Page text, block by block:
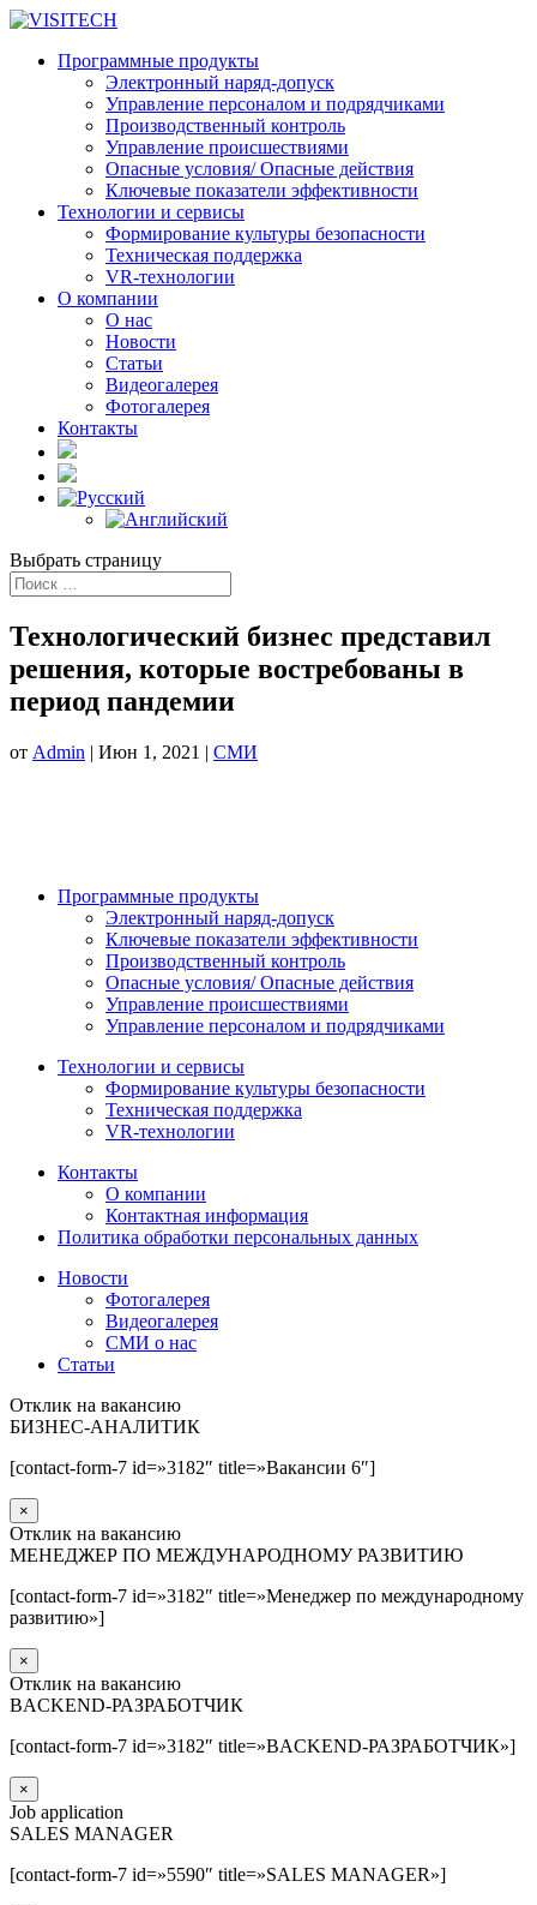
Программные продукты
Электронный наряд-допуск
Управление персоналом и подрядчиками
Производственный контроль
Управление происшествиями
Опасные условия/ Опасные действия
Ключевые показатели эффективности
Технологии и сервисы
Формирование культуры безопасности
Техническая поддержка
VR-технологии
О компании
О нас
Новости
Статьи
Видеогалерея
Фотогалерея
Контакты
Выбрать страницу
Технологический бизнес представил
решения, которые востребованы в
период пандемии
от Admin | Июн 1, 2021 | СМИ
Программные продукты
Электронный наряд-допуск
Ключевые показатели эффективности
Производственный контроль
Опасные условия/ Опасные действия
Управление происшествиями
Управление персоналом и подрядчиками
Технологии и сервисы
Формирование культуры безопасности
Техническая поддержка
VR-технологии
Контакты
О компании
Контактная информация
Политика обработки персональных данных
Новости
Фотогалерея
Видеогалерея
СМИ о нас
Статьи
Отклик на вакансию
БИЗНЕС-АНАЛИТИК
[contact-form-7 id=»3182″ title=»Вакансии 6″]
×
Отклик на вакансию
МЕНЕДЖЕР ПО МЕЖДУНАРОДНОМУ РАЗВИТИЮ
[contact-form-7 id=»3182″ title=»Менеджер по международному
развитию»]
×
Отклик на вакансию
BACKEND-РАЗРАБОТЧИК
[contact-form-7 id=»3182″ title=»BACKEND-РАЗРАБОТЧИК»]
×
Job application
SALES MANAGER
[contact-form-7 id=»5590″ title=»SALES MANAGER»]